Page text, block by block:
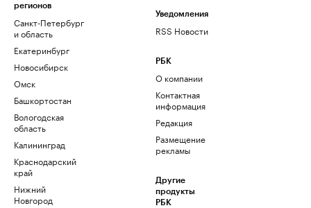
регионов
Санкт-Петербург
и область
Екатеринбург
Новосибирск
Омск
Башкортостан
Вологодская
область
Калининград
Краснодарский
край
Нижний
Новгород
Уведомления
RSS Новости
РБК
О компании
Контактная
информация
Редакция
Размещение
рекламы
Другие
продукты
РБК